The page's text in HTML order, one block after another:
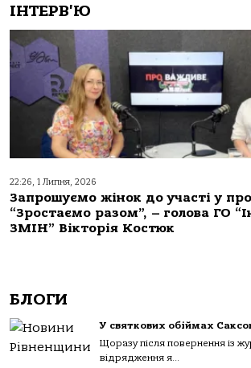
ІНТЕРВ'Ю
22:26, 1 Липня, 2026
Запрошуємо жінок до участі у
“Зростаємо разом”, – голова ГО
ЗМІН” Вікторія Костюк
БЛОГИ
У святкових обіймах
Щоразу після повернення із
відрядження я...